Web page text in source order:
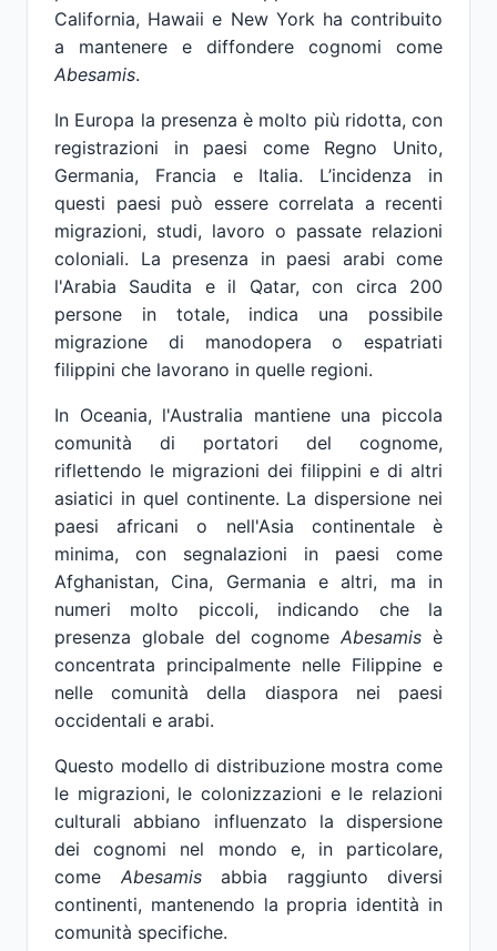
California, Hawaii e New York ha contribuito
a mantenere e diffondere cognomi come
Abesamis.
In Europa la presenza è molto più ridotta, con
registrazioni in paesi come Regno Unito,
Germania, Francia e Italia. L’incidenza in
questi paesi può essere correlata a recenti
migrazioni, studi, lavoro o passate relazioni
coloniali. La presenza in paesi arabi come
l'Arabia Saudita e il Qatar, con circa 200
persone in totale, indica una possibile
migrazione di manodopera o espatriati
filippini che lavorano in quelle regioni.
In Oceania, l'Australia mantiene una piccola
comunità di portatori del cognome,
riflettendo le migrazioni dei filippini e di altri
asiatici in quel continente. La dispersione nei
paesi africani o nell'Asia continentale è
minima, con segnalazioni in paesi come
Afghanistan, Cina, Germania e altri, ma in
numeri molto piccoli, indicando che la
presenza globale del cognomeAbesamis è
concentrata principalmente nelle Filippine e
nelle comunità della diaspora nei paesi
occidentali e arabi.
Questo modello di distribuzione mostra come
le migrazioni, le colonizzazioni e le relazioni
culturali abbiano influenzato la dispersione
dei cognomi nel mondo e, in particolare,
come Abesamisabbia raggiunto diversi
continenti, mantenendo la propria identità in
comunità specifiche.